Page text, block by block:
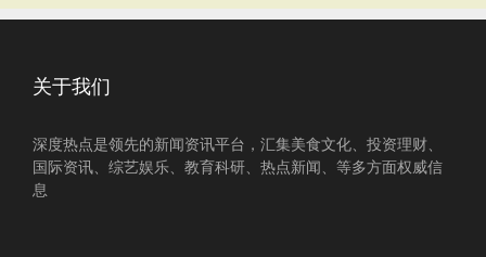
关于我们
深度热点是领先的新闻资讯平台，汇集美食文化、投资理财、
国际资讯、综艺娱乐、教育科研、热点新闻、等多方面权威信
息